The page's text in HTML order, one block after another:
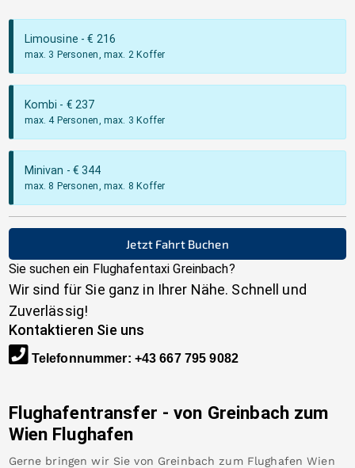
Limousine - € 216
max. 3 Personen, max. 2 Koffer
Kombi - € 237
max. 4 Personen, max. 3 Koffer
Minivan - €344
max. 8 Personen, max. 8 Koffer
Jetzt Fahrt Buchen
Sie suchen ein Flughafentaxi Greinbach?
Wir sind für Sie ganz in Ihrer Nähe. Schnell und
Zuverlässig!
Kontaktieren Sie uns
Telefonnummer: +43 667 795 9082
Flughafentransfer - von Greinbach zum
Wien Flughafen
Gerne bringen wir Sie von Greinbach zum Flughafen Wien